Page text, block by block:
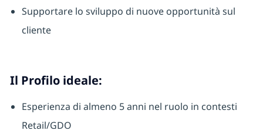
Supportare lo sviluppo di nuove opportunità sul
cliente
Il Profilo ideale:
Esperienza di almeno 5 anni nel ruolo in contesti
Retail/GDO